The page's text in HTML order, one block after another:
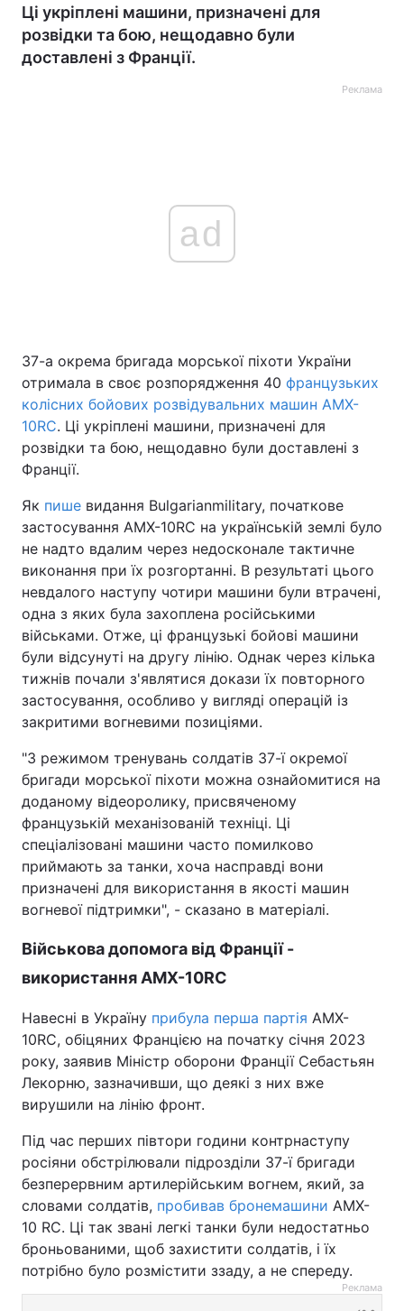
Ці укріплені машини, призначені для
розвідки та бою, нещодавно були
доставлені з Франції.
Реклама
ad
37-а окрема бригада морської піхоти України
отримала в своє розпорядження 40 французьких
колісних бойових розвідувальних машин AMX-
10RC. Ці укріплені машини, призначені для
розвідки та бою, нещодавно були доставлені з
Франції.
Як пише видання Bulgarianmilitary, початкове
застосування AMX-10RC на українській землі було
не надто вдалим через недосконале тактичне
виконання при їх розгортанні. В результаті цього
невдалого наступу чотири машини були втрачені,
одна з яких була захоплена російськими
військами. Отже, ці французькі бойові машини
були відсунуті на другу лінію. Однак через кілька
тижнів почали з'являтися докази їх повторного
застосування, особливо у вигляді операцій із
закритими вогневими позиціями.
"З режимом тренувань солдатів 37-ї окремої
бригади морської піхоти можна ознайомитися на
доданому відеоролику, присвяченому
французькій механізованій техніці. Ці
спеціалізовані машини часто помилково
приймають за танки, хоча насправді вони
призначені для використання в якості машин
вогневої підтримки", - сказано в матеріалі.
Військова допомога від Франції -
використання AMX-10RC
Навесні в Україну прибула перша партія AMX-
10RC, обіцяних Францією на початку січня 2023
року, заявив Міністр оборони Франції Себастьян
Лекорню, зазначивши, що деякі з них вже
вирушили на лінію фронт.
Під час перших півтори години контрнаступу
росіяни обстрілювали підрозділи 37-ї бригади
безперервним артилерійським вогнем, який, за
словами солдатів, пробивав бронемашини AMX-
10 RC. Ці так звані легкі танки були недостатньо
броньованими, щоб захистити солдатів, і їх
потрібно було розмістити ззаду, а не спереду.
Реклама